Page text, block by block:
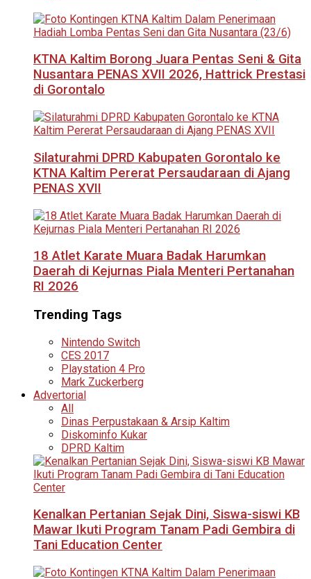
KTNA Kaltim Borong Juara Pentas Seni & Gita
Nusantara PENAS XVII 2026, Hattrick Prestasi
di Gorontalo
Silaturahmi DPRD Kabupaten Gorontalo ke
KTNA Kaltim Pererat Persaudaraan di Ajang
PENAS XVII
18 Atlet Karate Muara Badak Harumkan
Daerah di Kejurnas Piala Menteri Pertanahan
RI 2026
Trending Tags
Nintendo Switch
CES 2017
Playstation 4 Pro
Mark Zuckerberg
Advertorial
All
Dinas Perpustakaan & Arsip Kaltim
Diskominfo Kukar
DPRD Kaltim
Kenalkan Pertanian Sejak Dini, Siswa-siswi KB
Mawar Ikuti Program Tanam Padi Gembira di
Tani Education Center